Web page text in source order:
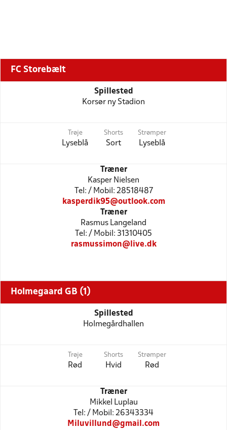
FC Storebælt
Spillested
Korsør ny Stadion
Trøje
Lyseblå
Shorts
Sort
Strømper
Lyseblå
Træner
Kasper Nielsen
Tel: / Mobil: 28518487
kasperdik95@outlook.com
Træner
Rasmus Langeland
Tel: / Mobil: 31310405
rasmussimon@live.dk
Holmegaard GB (1)
Spillested
Holmegårdhallen
Trøje
Rød
Shorts
Hvid
Strømper
Rød
Træner
Mikkel Luplau
Tel: / Mobil: 26343334
Miluvillund@gmail.com